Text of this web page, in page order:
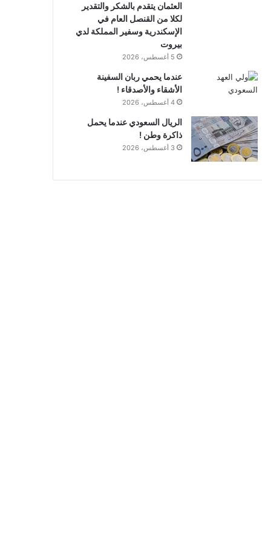
العثمان يتقدم بالشكر والتقدير
لكلا من القنصل العام في
الإسكندرية وسفير المملكة لدي
بيروت
5 أغسطس، 2026
عندما يحمي ربان السفينة
الأشقاء والأصدقاء !
4 أغسطس، 2026
الريال السعودي عندما يحمل
ذاكرة وطن !
3 أغسطس، 2026